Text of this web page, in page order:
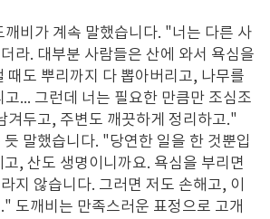
비가 계속 말했습니다. "너는 다른 사
라. 대부분 사람들은 산에 와서 욕심을
때도 뿌리까지 다 뽑아버리고, 나무를
... 그런데 너는 필요한 만큼만 조심조
겨두고, 주변도 깨끗하게 정리하고."
말했습니다. "당연한 일을 한 것뿐입
, 산도 생명이니까요. 욕심을 부리면
지 않습니다. 그러면 저도 손해고, 이
도깨비는 만족스러운 표정으로 고개